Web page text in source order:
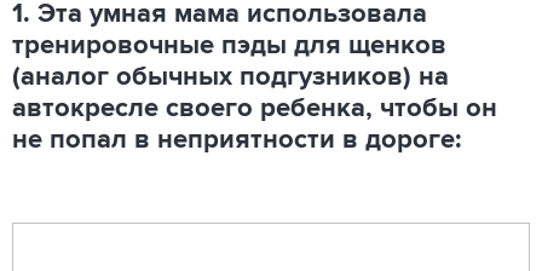
1. Эта умная мама использовала
тренировочные пэды для щенков
(аналог обычных подгузников) на
автокресле своего ребенка, чтобы он
не попал в неприятности в дороге: